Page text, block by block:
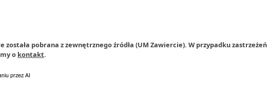
pobrana z zewnętrznego źródła (UM Zawiercie). W przypadku zastrzeżeń
o kontakt.